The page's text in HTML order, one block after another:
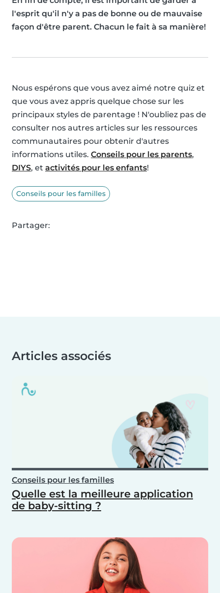
l'esprit qu'il n'y a pas de bonne ou de mauvaise
façon d'être parent. Chacun le fait à sa manière!
Nous espérons que vous avez aimé notre quiz et
que vous avez appris quelque chose sur les
principaux styles de parentage ! N'oubliez pas de
consulter nos autres articles sur les ressources
communautaires pour obtenir d'autres
informations utiles. Conseils pour les parents,
DIYS, et activités pour les enfants!
Conseils pour les familles
Partager:
Articles associés
Conseils pour les familles
Quelle est la meilleure application
de baby-sitting ?